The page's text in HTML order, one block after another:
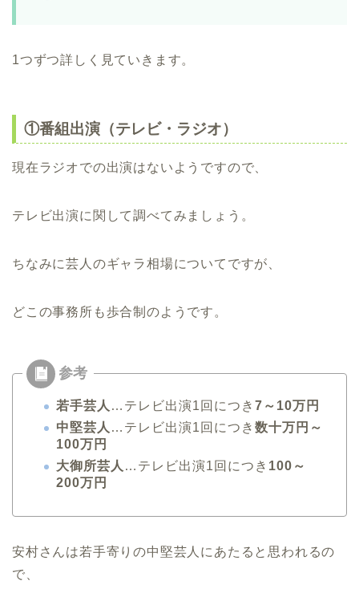
1つずつ詳しく見ていきます。
①番組出演（テレビ・ラジオ）
現在ラジオでの出演はないようですので、
テレビ出演に関して調べてみましょう。
ちなみに芸人のギャラ相場についてですが、
どこの事務所も歩合制のようです。
若手芸人 …テレビ出演1回につき 7～10万円
中堅芸人 …テレビ出演1回につき 数十万円～
100万円
大御所芸人 …テレビ出演1回につき 100～
200万円
安村さんは若手寄りの中堅芸人にあたると思われるの
で、